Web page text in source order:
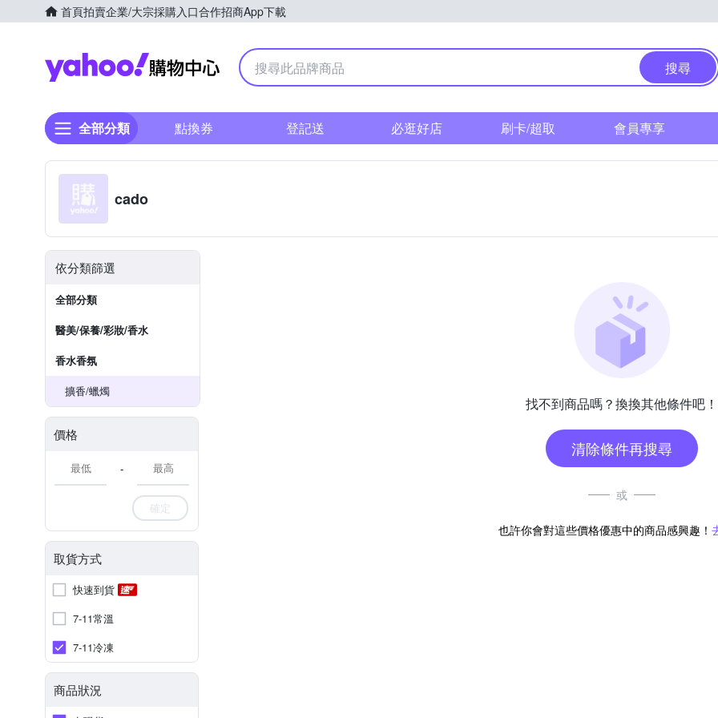
首頁拍賣企業/大宗採購入口合作招商App下載
Yahoo購物中心
搜尋
全部分類 點換券 登記送 必逛好店 刷卡/超取 會員專享
cado
依分類篩選
全部分類
醫美/保養/彩妝/香水
香水香氛
擴香/蠟燭
價格
-
確定
取貨方式
快速到貨
7-11常溫
7-11冷凍
商品狀況
找不到商品嗎？換換其他條件吧！
清除條件再搜尋
或
也許你會對這些價格優惠中的商品感興趣！